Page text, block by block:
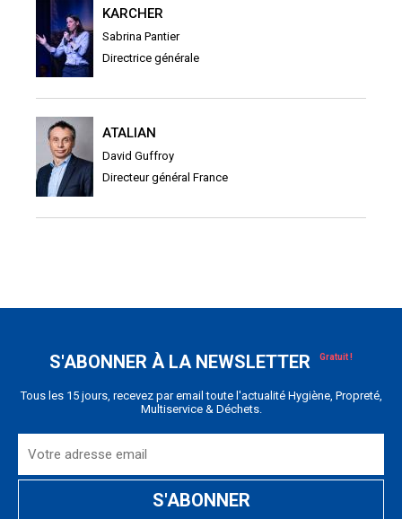
KARCHER
Sabrina Pantier
Directrice générale
ATALIAN
David Guffroy
Directeur général France
S'ABONNER À LA NEWSLETTER
Tous les 15 jours, recevez par email toute l'actualité Hygiène, Propreté,
Multiservice & Déchets.